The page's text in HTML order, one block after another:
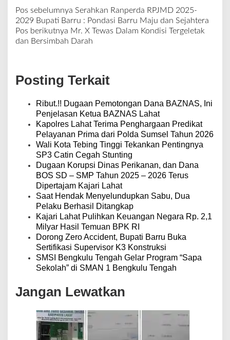
N
a
v
a
s
Pos sebelumnya Serahkan Ranperda RPJMD 2025-
2029 Bupati Barru : Pondasi Barru Maju dan Sejahtera
Pos berikutnya Mr. X Tewas Dalam Kondisi Tergeletak
dan Bersimbah Darah
Posting Terkait
Ribut.!! Dugaan Pemotongan Dana BAZNAS, Ini
Penjelasan Ketua BAZNAS Lahat
Kapolres Lahat Terima Penghargaan Predikat
Pelayanan Prima dari Polda Sumsel Tahun 2026
Wali Kota Tebing Tinggi Tekankan Pentingnya
SP3 Catin Cegah Stunting
Dugaan Korupsi Dinas Perikanan, dan Dana
BOS SD – SMP Tahun 2025 – 2026 Terus
Dipertajam Kajari Lahat
Saat Hendak Menyelundupkan Sabu, Dua
Pelaku Berhasil Ditangkap
Kajari Lahat Pulihkan Keuangan Negara Rp. 2,1
Milyar Hasil Temuan BPK RI
Dorong Zero Accident, Bupati Barru Buka
Sertifikasi Supervisor K3 Konstruksi
SMSI Bengkulu Tengah Gelar Program “Sapa
Sekolah” di SMAN 1 Bengkulu Tengah
Jangan Lewatkan